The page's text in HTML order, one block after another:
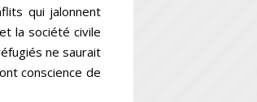
qui jalonnent
la société civile
ne saurait
conscience de